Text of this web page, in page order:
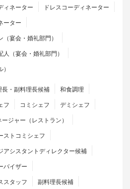
ィネーター
ドレスコーディネーター
ーター
宴会・婚礼部門）
（宴会・婚礼部門）
長・副料理長候補
和食調理
フ
コミシェフ
デミシェフ
ージャー（レストラン）
ストコミシェフ
アシスタントディレクター候補
バイザー
スタッフ
副料理長候補